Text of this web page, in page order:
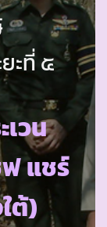
ะที่ ๕
เวน
แชร์
ต้)